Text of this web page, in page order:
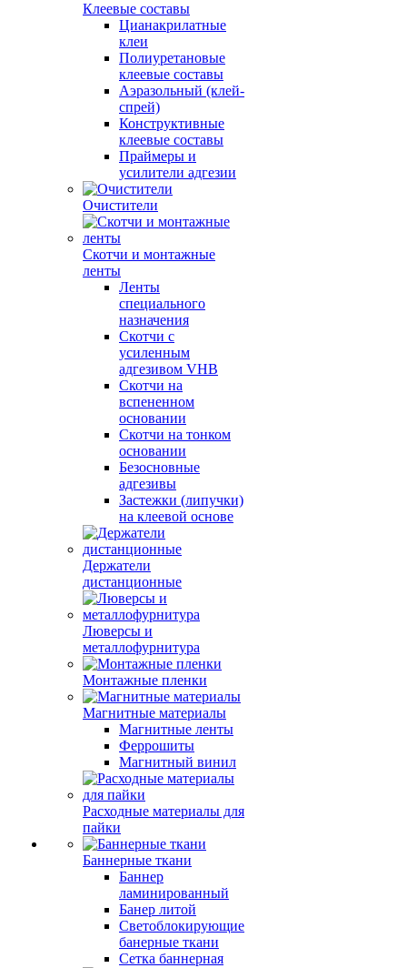
Клеевые составы
Цианакрилатные
клеи
Полиуретановые
клеевые составы
Аэразольный (клей-
спрей)
Конструктивные
клеевые составы
Праймеры и
усилители адгезии
Очистители
Скотчи и монтажные
ленты
Ленты
специального
назначения
Скотчи с
усиленным
адгезивом VHB
Скотчи на
вспененном
основании
Скотчи на тонком
основании
Безосновные
адгезивы
Застежки (липучки)
на клеевой основе
Держатели
дистанционные
Люверсы и
металлофурнитура
Монтажные пленки
Магнитные материалы
Магнитные ленты
Феррошиты
Магнитный винил
Расходные материалы для
пайки
Баннерные ткани
Баннер
ламинированный
Банер литой
Светоблокирующие
банерные ткани
Сетка баннерная